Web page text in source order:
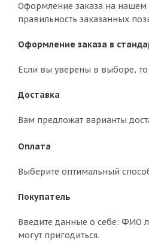
Оформление заказа на нашем
правильность заказанных
Оформление заказа в
Если вы уверены в выборе,
Доставка
Вам предложат варианты
Оплата
Выберите оптимальный
Покупатель
Введите данные о себе: ФИО
могут пригодиться.